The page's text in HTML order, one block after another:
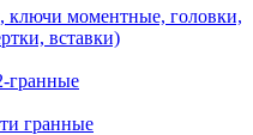
ключи моментные, головки,
вставки)
гранные
гранные